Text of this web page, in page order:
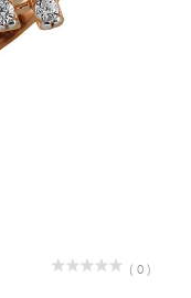
( 0 )